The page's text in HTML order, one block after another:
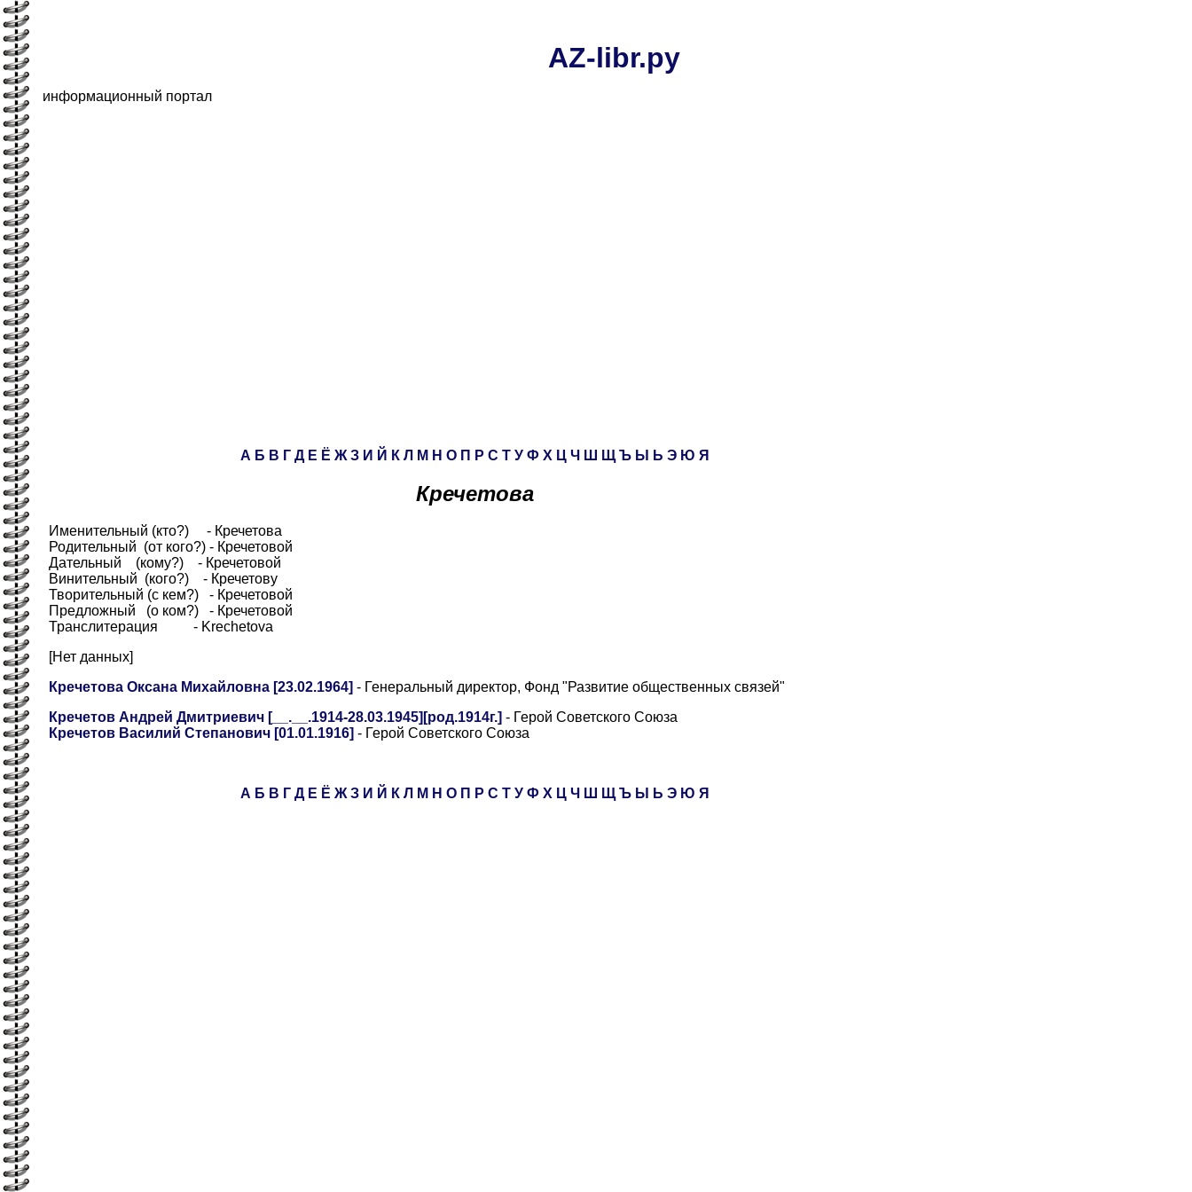
AZ-libr.ру
информационный портал
А Б В Г Д Е Ё Ж З И Й К Л М Н О П Р С Т У Ф Х Ц Ч Ш Щ Ъ Ы Ь Э Ю Я
Кречетова
Именительный (кто?) - Кречетова
Родительный (от кого?) - Кречетовой
Дательный (кому?) - Кречетовой
Винительный (кого?) - Кречетову
Творительный (с кем?) - Кречетовой
Предложный (о ком?) - Кречетовой
Транслитерация - Krechetova
[Нет данных]
Кречетова Оксана Михайловна [23.02.1964] - Генеральный директор, Фонд "Развитие общественных связей"
Кречетов Андрей Дмитриевич [__.__.1914-28.03.1945][род.1914г.] - Герой Советского Союза
Кречетов Василий Степанович [01.01.1916] - Герой Советского Союза
А Б В Г Д Е Ё Ж З И Й К Л М Н О П Р С Т У Ф Х Ц Ч Ш Щ Ъ Ы Ь Э Ю Я